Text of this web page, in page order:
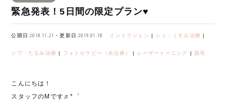
緊急発表！5日間の限定プラン♥
公開日:2018.11.21・更新日:2019.01.18 イントラジェン シミ・くすみ治療
シワ・たるみ治療 フォトセラピー（光治療） レーザートーニング 脱毛
こんにちは！
スタッフのMです♬*゜